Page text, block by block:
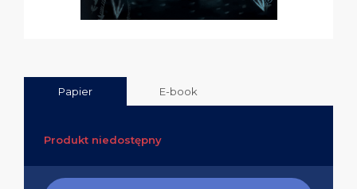
Papier E-book
Produkt niedostępny